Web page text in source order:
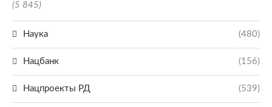
(5 845)
Наука (480)
Нацбанк (156)
Нацпроекты РД (539)